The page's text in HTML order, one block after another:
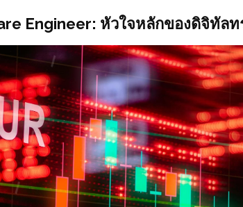
Engineer: หัวใจหลักของดิจิทัล